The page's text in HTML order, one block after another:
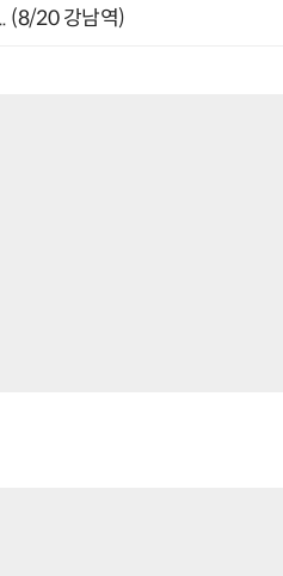
(8/20 강남역)